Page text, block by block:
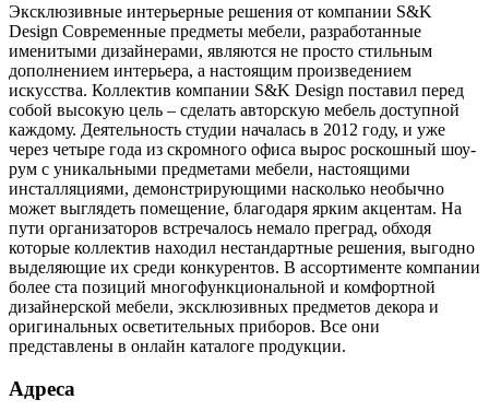
Эксклюзивные интерьерные решения от компании S&K
Design Современные предметы мебели, разработанные
именитыми дизайнерами, являются не просто стильным
дополнением интерьера, а настоящим произведением
искусства. Коллектив компании S&K Design поставил перед
собой высокую цель – сделать авторскую мебель доступной
каждому. Деятельность студии началась в 2012 году, и уже
через четыре года из скромного офиса вырос роскошный шоу-
рум с уникальными предметами мебели, настоящими
инсталляциями, демонстрирующими насколько необычно
может выглядеть помещение, благодаря ярким акцентам. На
пути организаторов встречалось немало преград, обходя
которые коллектив находил нестандартные решения, выгодно
выделяющие их среди конкурентов. В ассортименте компании
более ста позиций многофункциональной и комфортной
дизайнерской мебели, эксклюзивных предметов декора и
оригинальных осветительных приборов. Все они
представлены в онлайн каталоге продукции.
Адреса